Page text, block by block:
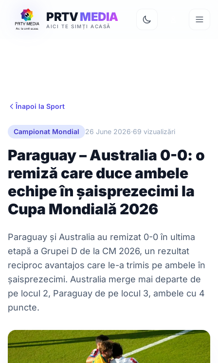
PRTVMEDIA
AICI TE SIMȚI ACASĂ
Înapoi la Sport
Campionat Mondial 26 June 2026·69 vizualizări
Paraguay – Australia 0-0: o
remiză care duce ambele
echipe în șaisprezecimi la
Cupa Mondială 2026
Paraguay și Australia au remizat 0-0 în ultima
etapă a Grupei D de la CM 2026, un rezultat
reciproc avantajos care le-a trimis pe ambele în
șaisprezecimi. Australia merge mai departe de
pe locul 2, Paraguay de pe locul 3, ambele cu 4
puncte.